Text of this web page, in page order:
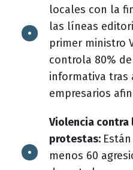
locales con la
las líneas
primer ministro
controla 80%
informativa tras
empresarios
Violencia
protestas:
menos 60